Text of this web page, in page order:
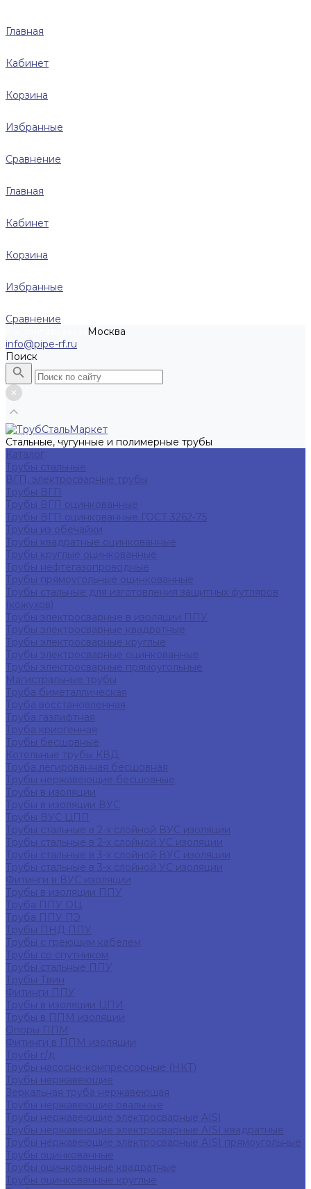
Главная
Кабинет
Корзина
Избранные
Сравнение
Главная
Кабинет
Корзина
Избранные
Сравнение
Москва
info@pipe-rf.ru
Поиск
Стальные, чугунные и полимерные трубы
Каталог
Трубы стальные
ВГП, электросварные трубы
Трубы ВГП
Трубы ВГП оцинкованные
Трубы ВГП оцинкованные ГОСТ 3262-75
Трубы из обечайки
Трубы квадратные оцинкованные
Трубы круглые оцинкованные
Трубы нефтегазопроводные
Трубы прямоугольные оцинкованные
Трубы стальные для изготовления защитных футляров
(кожухов)
Трубы электросварные в изоляции ППУ
Трубы электросварные квадратные
Трубы электросварные круглые
Трубы электросварные оцинкованные
Трубы электросварные прямоугольные
Магистральные трубы
Труба биметаллическая
Труба восстановленная
Труба газлифтная
Труба криогенная
Трубы бесшовные
Котельные трубы КВД
Труба легированная бесшовная
Трубы нержавеющие бесшовные
Трубы в изоляции
Трубы в изоляции ВУС
Трубы ВУС ЦПП
Трубы стальные в 2-х слойной ВУС изоляции
Трубы стальные в 2-х слойной УС изоляции
Трубы стальные в 3-х слойной ВУС изоляции
Трубы стальные в 3-х слойной УС изоляции
Фитинги в ВУС изоляции
Трубы в изоляции ППУ
Труба ППУ ОЦ
Труба ППУ ПЭ
Трубы ПНД ППУ
Трубы с греющим кабелем
Трубы со спутником
Трубы стальные ППУ
Трубы Твин
Фитинги ППУ
Трубы в изоляции ЦПИ
Трубы в ППМ изоляции
Опоры ППМ
Фитинги в ППМ изоляции
Трубы г/д
Трубы насосно-компрессорные (НКТ)
Трубы нержавеющие
Зеркальная труба нержавеющая
Трубы нержавеющие овальные
Трубы нержавеющие электросварные AISI
Трубы нержавеющие электросварные AISI квадратные
Трубы нержавеющие электросварные AISI прямоугольные
Трубы оцинкованные
Трубы оцинкованные квадратные
Трубы оцинкованные круглые